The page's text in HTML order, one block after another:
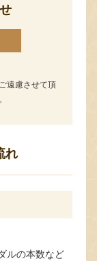
遠慮させて頂
れ
ルの本数など